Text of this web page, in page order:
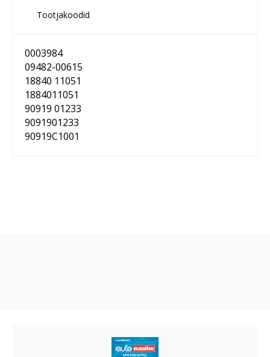
Tootjakoodid
0003984
09482-00615
18840 11051
1884011051
90919 01233
9091901233
90919C1001